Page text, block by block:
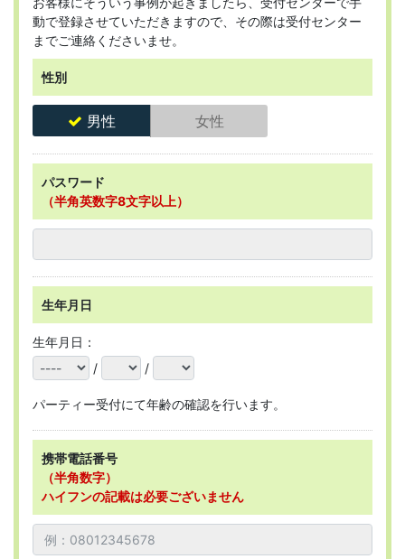
動で登録させていただきますので、その際は受付センター
までご連絡くださいませ。
性別
男性 女性
パスワード
（半角英数字8文字以上）
生年月日
生年月日：
/
/
パーティー受付にて年齢の確認を行います。
携帯電話番号
（半角数字）
ハイフンの記載は必要ございません